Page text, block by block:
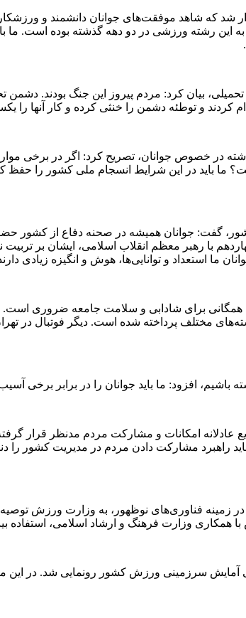
که شاهد موفقت‌های جوانان دانشمند و
رشته ورزشی در دو دهه گذشته بوده است. ما
تقدیر از ورزشکاران و جوانان برای حضور ارزشمند در جنگ ۱۲ روزه تحمیلی،
کردند و توطئه دشمن را خنثی کرده و کار آنها را
در خصوص جوانان، تصریح کرد: اگر در برخی موارد
ما باید در این شرایط انسجام ملی کشور را حفظ
گفت: جوانان همیشه در صحنه دفاع از کشور حضور
با رهبر معظم انقلاب اسلامی، ایشان بر
همگانی برای شادابی و سلامت جامعه ضروری
مختلف پرداخته شده است. دیگر فوتبال در
باشیم، افزود: ما باید جوانان را در برابر برخی
امکانات و مشارکت مردم مدنظر قرار
راهبرد مشارکت دادن مردم در مدیریت کشور را
در زمینه فناوری‌های نوظهور، به وزارت ورزش
همکاری وزارت فرهنگ و ارشاد اسلامی، استفاده
سرزمینی ورزش کشور رونمایی شد. در این